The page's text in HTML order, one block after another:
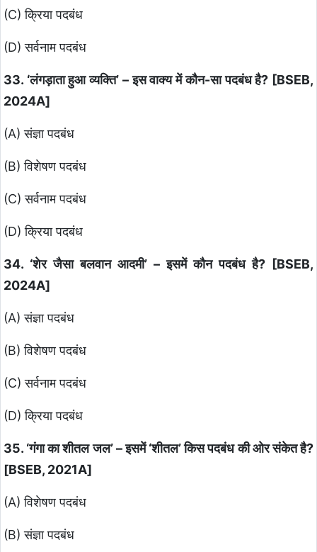
(C) क्रिया पदबंध
(D) सर्वनाम पदबंध
33. ‘लंगड़ाता हुआ व्यक्ति’ – इस वाक्य में कौन-सा पदबंध है? [BSEB,
2024A]
(A) संज्ञा पदबंध
(B) विशेषण पदबंध
(C) सर्वनाम पदबंध
(D) क्रिया पदबंध
34. ‘शेर जैसा बलवान आदमी’ – इसमें कौन पदबंध है? [BSEB,
2024A]
(A) संज्ञा पदबंध
(B) विशेषण पदबंध
(C) सर्वनाम पदबंध
(D) क्रिया पदबंध
35. ‘गंगा का शीतल जल’ – इसमें ‘शीतल’ किस पदबंध की ओर संकेत है?
[BSEB, 2021A]
(A) विशेषण पदबंध
(B) संज्ञा पदबंध